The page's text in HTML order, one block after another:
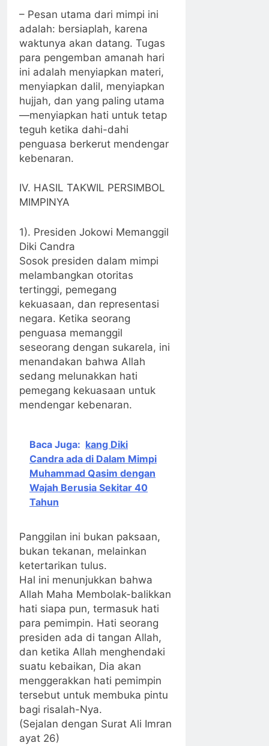
– Pesan utama dari mimpi ini
adalah: bersiaplah, karena
waktunya akan datang. Tugas
para pengemban amanah hari
ini adalah menyiapkan materi,
menyiapkan dalil, menyiapkan
hujjah, dan yang paling utama
—menyiapkan hati untuk tetap
teguh ketika dahi-dahi
penguasa berkerut mendengar
kebenaran.
IV. HASIL TAKWIL PERSIMBOL
MIMPINYA
1). Presiden Jokowi Memanggil
Diki Candra
Sosok presiden dalam mimpi
melambangkan otoritas
tertinggi, pemegang
kekuasaan, dan representasi
negara. Ketika seorang
penguasa memanggil
seseorang dengan sukarela, ini
menandakan bahwa Allah
sedang melunakkan hati
pemegang kekuasaan untuk
mendengar kebenaran.
Baca Juga: kang Diki
Candra ada di Dalam Mimpi
Muhammad Qasim dengan
Wajah Berusia Sekitar 40
Tahun
Panggilan ini bukan paksaan,
bukan tekanan, melainkan
ketertarikan tulus.
Hal ini menunjukkan bahwa
Allah Maha Membolak-balikkan
hati siapa pun, termasuk hati
para pemimpin. Hati seorang
presiden ada di tangan Allah,
dan ketika Allah menghendaki
suatu kebaikan, Dia akan
menggerakkan hati pemimpin
tersebut untuk membuka pintu
bagi risalah-Nya.
(Sejalan dengan Surat Ali Imran
ayat 26)